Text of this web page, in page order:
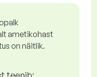
ametikohast
on näitlik.
teenib: